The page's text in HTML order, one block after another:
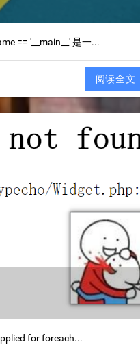
== '__main__' 是一...
阅读全文
for foreach...